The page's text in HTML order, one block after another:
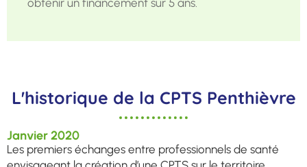
L'historique de la CPTS Penthièvre
Janvier 2020
Les premiers échanges entre professionnels de santé